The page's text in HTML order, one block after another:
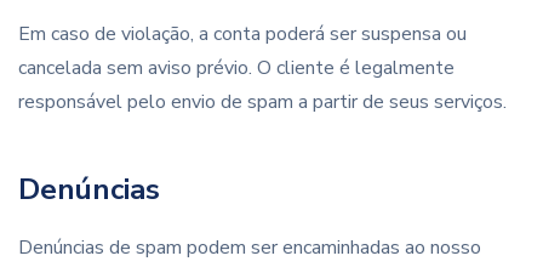
Em caso de violação, a conta poderá ser suspensa ou
cancelada sem aviso prévio. O cliente é legalmente
responsável pelo envio de spam a partir de seus serviços.
Denúncias
Denúncias de spam podem ser encaminhadas ao nosso